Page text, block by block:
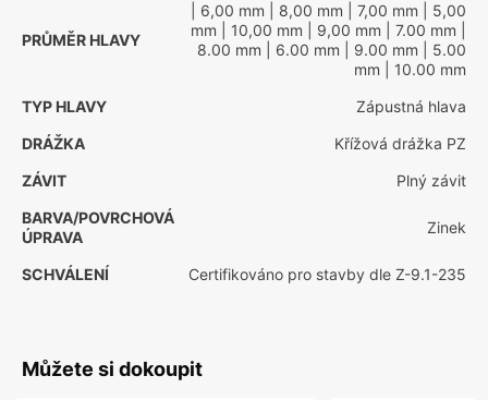
PRŮMĚR HLAVY
| 6,00 mm | 8,00 mm | 7,00 mm | 5,00
mm | 10,00 mm | 9,00 mm | 7.00 mm
8.00 mm | 6.00 mm | 9.00 mm | 5.00
mm | 10.00 mm
TYP HLAVY
Zápustná hlava
DRÁŽKA
Křížová drážka PZ
ZÁVIT
Plný závit
BARVA/POVRCHOVÁ
ÚPRAVA
Zinek
SCHVÁLENÍ Certifikováno pro stavby dle Z-9.1-235
Můžete si dokoupit